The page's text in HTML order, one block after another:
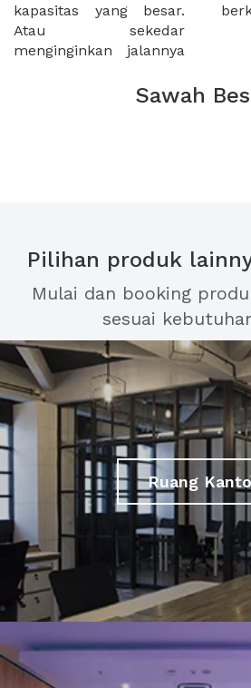
kapasitas yang besar.
Atau sekedar
menginginkan jalannya
Sawah
Pilihan produk
Mulai dan booking
sesuai
Ruang